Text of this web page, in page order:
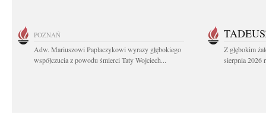
POZNAŃ
Adw. Mariuszowi Paplaczykowi wyrazy głębokiego
współczucia z powodu śmierci Taty Wojciech...
Z głębokim
sierpnia 2026